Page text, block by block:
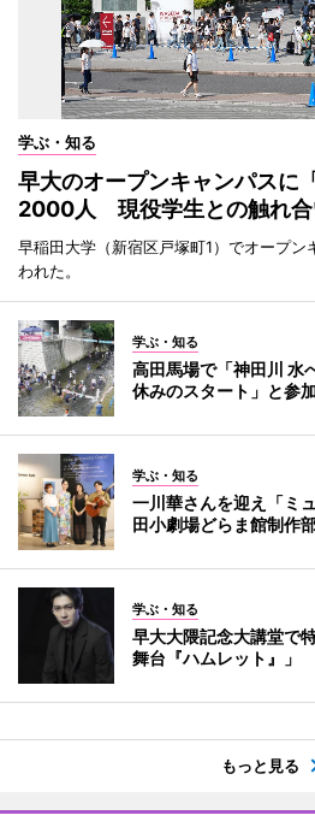
学ぶ・知る
早大のオープンキャンパスに
2000人 現役学生との触れ合
早稲田大学（新宿区戸塚町1）でオープ
われた。
学ぶ・知る
高田馬場で「神田川
休みのスタート」と参
学ぶ・知る
一川華さんを迎え「ミ
田小劇場どらま館制作
学ぶ・知る
早大大隈記念大講堂で
舞台『ハムレット』」
もっと見る